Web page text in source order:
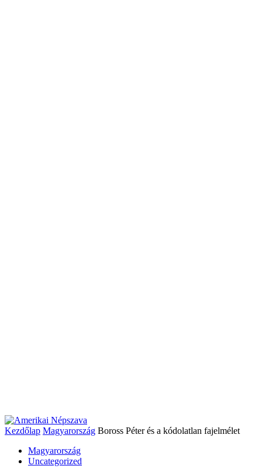
Kezdőlap Magyarország Boross Péter és a kódolatlan fajelmélet
Magyarország
Uncategorized